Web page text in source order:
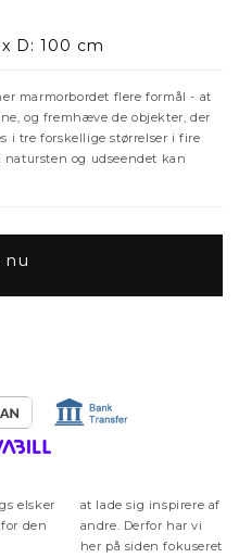
D: 100 cm
marmorbordet flere formål - at
og fremhæve de objekter, der
i tre forskellige størrelser i fire
natursten og udseendet kan
nu
elsker
den
at lade sig inspirere af
andre. Derfor har vi
her på siden fokuseret